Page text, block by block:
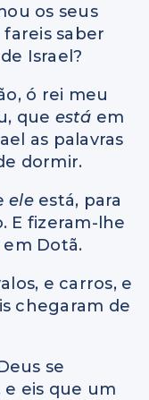
os seus
fareis saber
Israel?
ó rei meu
que está em
as palavras
dormir.
ele está, para
E fizeram-lhe
em Dotã.
e carros, e
chegaram de
se
eis que um